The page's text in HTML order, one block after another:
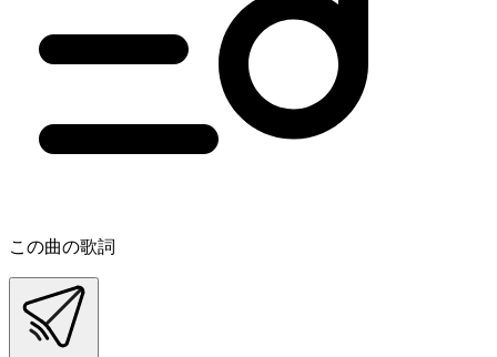
この曲の歌詞